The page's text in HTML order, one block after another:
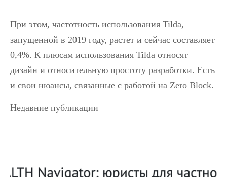
При этом, частотность использования Tilda,
запущенной в 2019 году, растет и сейчас составляет
0,4%. К плюсам использования Tilda относят
дизайн и относительную простоту разработки. Есть
и свои нюансы, связанные с работой на Zero Block.
Недавние публикации